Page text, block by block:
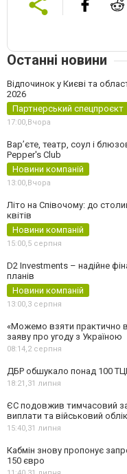
Останні новини
Відпочинок у Києві та
2026
Партнерський спецпроєкт
17:00, Вчора
Вар’єте, театр, соул і
Pepper's Club
Новини компаній
13:00, Вчора
Літо на Співочому: до
квітів
Новини компаній
15:00, 5 серпня
D2 Investments – надійне
планів
Новини компаній
13:00, 3 серпня
«Можемо взяти практично
заяву про угоду з Україною
08:14, 2 серпня
ДБР обшукало понад 100
18:21, 31 липня
ЄС подовжив тимчасовий
виплати та військовий облік
15:40, 31 липня
Кабмін знову пропонує
150 євро